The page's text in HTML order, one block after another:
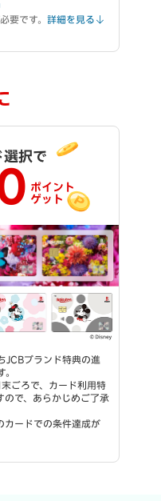
要です。 詳細を見る
選択で
ポイント
ゲット
JCBブランド特典の進
ごろで、カード利用特
で、あらかじめご了承
カードでの条件達成が